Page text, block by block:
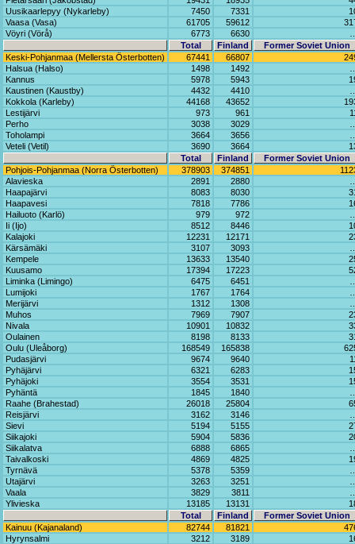
Uusikaarlepyy (Nykarleby)
7450 7331
Vaasa (Vasa)
61705 59612
Vöyri (Vörå)
6773 6630
Total
Finland
Former Soviet Union
Keski-Pohjanmaa (Mellersta Österbotten)
67441 66807
Halsua (Halso)
1498 1492
Kannus
5978 5943
Kaustinen (Kaustby)
4432 4410
Kokkola (Karleby)
44168 43652
Lestijärvi
973 961
Perho
3038 3029
Toholampi
3664 3656
Veteli (Vetil)
3690 3664
Total
Finland
Former Soviet Union
Pohjois-Pohjanmaa (Norra Österbotten)
378903 374851
Alavieska
2891 2880
Haapajärvi
8083 8030
Haapavesi
7818 7786
Hailuoto (Karlö)
979 972
Ii (Ijo)
8512 8446
Kalajoki
12231 12171
Kärsämäki
3107 3093
Kempele
13633 13540
Kuusamo
17394 17223
Liminka (Limingo)
6475 6451
Lumijoki
1767 1764
Merijärvi
1312 1308
Muhos
7969 7907
Nivala
10901 10832
Oulainen
8198 8133
Oulu (Uleåborg)
168549 165838
Pudasjärvi
9674 9640
Pyhäjärvi
6321 6283
Pyhäjoki
3554 3531
Pyhäntä
1845 1840
Raahe (Brahestad)
26018 25804
Reisjärvi
3162 3146
Sievi
5194 5155
Siikajoki
5904 5836
Siikalatva
6888 6865
Taivalkoski
4869 4825
Tyrnävä
5378 5359
Utajärvi
3263 3251
Vaala
3829 3811
Ylivieska
13185 13131
Total
Finland
Former Soviet Union
Kainuu (Kajanaland)
82744 81821
Hyrynsalmi
3212 3189